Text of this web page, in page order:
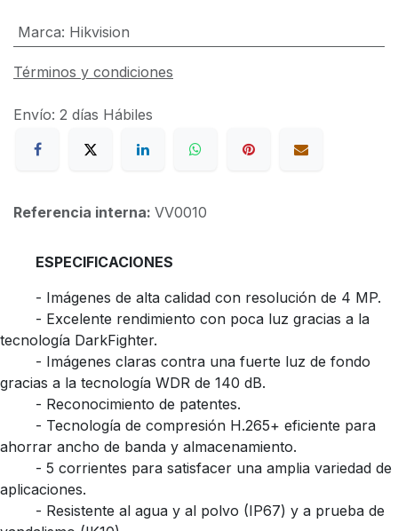
Marca: Hikvision
Términos y condiciones
Envío: 2 días Hábiles
Referencia interna: VV0010
​ESPECIFICACIONES
​- Imágenes de alta calidad con resolución de 4 MP.
​- Excelente rendimiento con poca luz gracias a la
tecnología DarkFighter.
​- Imágenes claras contra una fuerte luz de fondo
gracias a la tecnología WDR de 140 dB.
​- Reconocimiento de patentes.
​- Tecnología de compresión H.265+ eficiente para
ahorrar ancho de banda y almacenamiento.
​- 5 corrientes para satisfacer una amplia variedad de
aplicaciones.
​- Resistente al agua y al polvo (IP67) y a prueba de